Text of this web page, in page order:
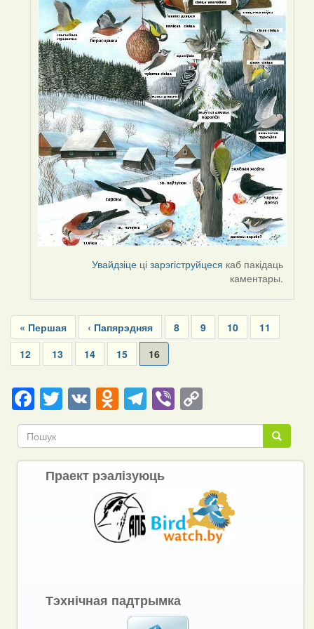
Увайдзіце цізарэгіструйцеся каб пакідаць
каментары.
Pagination
First
page
« Першая
Previous
page
‹ Папярэдняя Page
8 Page
9 Page
10 Page
11
Page
12 Page
13 Page
14 Page
15
Current
page
16
Facebook
Twitter
VKOdnoklassniki
Telegram
ViberCopy
Link Пошук
Пошук
Праект рэалізуюць
Тэхнічная падтрымка